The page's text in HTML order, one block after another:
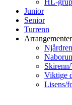
HL-
Junior
Senior
Turrenn
Arrangementer
Viktige
Lisens/